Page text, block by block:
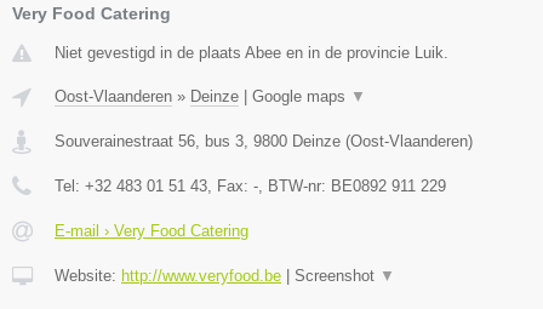
Very Food Catering
Niet gevestigd in de plaats Abee en in de provincie Luik.
Oost-Vlaanderen » Deinze Google maps ▼
Souverainestraat 56, bus 3, 9800 Deinze (Oost-Vlaanderen)
Tel: +32 483 01 51 43, Fax: -, BTW-nr: BE0892 911 229
E-mail › Very Food Catering
Website: http://www.veryfood.be Screenshot ▼